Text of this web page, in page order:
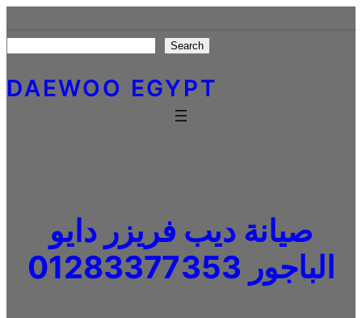
to
content
Search
DAEWOO EGYPT
صيانة ديب فريزر دايو
الباجور 01283377353